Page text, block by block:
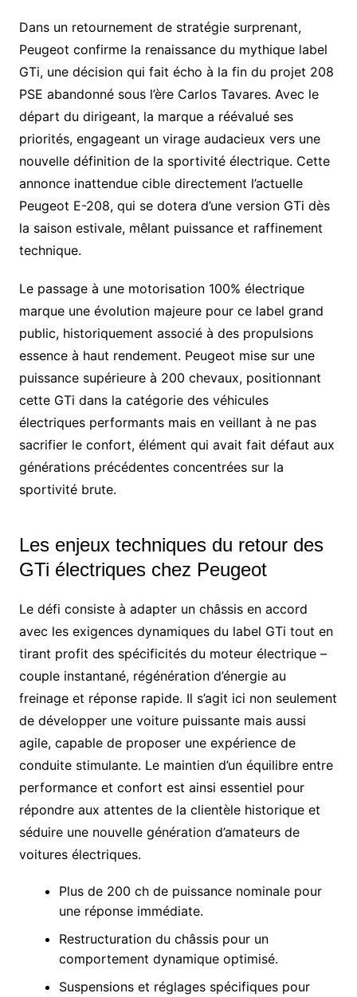
Dans un retournement de stratégie surprenant,
Peugeot confirme la renaissance du mythique label
GTi, une décision qui fait écho à la fin du projet 208
PSE abandonné sous l’ère Carlos Tavares. Avec le
départ du dirigeant, la marque a réévalué ses
priorités, engageant un virage audacieux vers une
nouvelle définition de la sportivité électrique. Cette
annonce inattendue cible directement l’actuelle
Peugeot E-208, qui se dotera d’une version GTi dès
la saison estivale, mêlant puissance et raffinement
technique.
Le passage à une motorisation 100% électrique
marque une évolution majeure pour ce label grand
public, historiquement associé à des propulsions
essence à haut rendement. Peugeot mise sur une
puissance supérieure à 200 chevaux, positionnant
cette GTi dans la catégorie des véhicules
électriques performants mais en veillant à ne pas
sacrifier le confort, élément qui avait fait défaut aux
générations précédentes concentrées sur la
sportivité brute.
Les enjeux techniques du retour des
GTi électriques chez Peugeot
Le défi consiste à adapter un châssis en accord
avec les exigences dynamiques du label GTi tout en
tirant profit des spécificités du moteur électrique –
couple instantané, régénération d’énergie au
freinage et réponse rapide. Il s’agit ici non seulement
de développer une voiture puissante mais aussi
agile, capable de proposer une expérience de
conduite stimulante. Le maintien d’un équilibre entre
performance et confort est ainsi essentiel pour
répondre aux attentes de la clientèle historique et
séduire une nouvelle génération d’amateurs de
voitures électriques.
Plus de 200 ch de puissance nominale pour
une réponse immédiate.
Restructuration du châssis pour un
comportement dynamique optimisé.
Suspensions et réglages spécifiques pour